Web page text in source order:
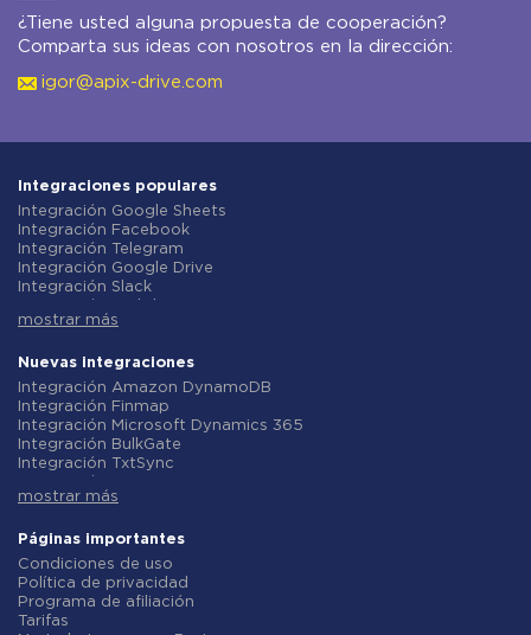
¿Tiene usted alguna propuesta de cooperación?
Comparta sus ideas con nosotros en la dirección:
igor@apix-drive.com
Integraciones populares
Integración Google Sheets
Integración Facebook
Integración Telegram
Integración Google Drive
Integración Slack
Integración Gmail
Integración ClickUp
Integración Airtable
Integración Google Contacts
Integración OpenAI (ChatGPT)
Integración Instagram
Integración ActiveCampaign
Integración Typeform
Integración Salesforce CRM
Integración Notion
Integración AWeber
Integración Asana
Integración ZOHO CRM
Integración Webhooks
mostrar más
Nuevas integraciones
Integración Amazon DynamoDB
Integración Finmap
Integración Microsoft Dynamics 365
Integración BulkGate
Integración TxtSync
Integración Corezoid
Integración Instasent
Integración AtomPark
Integración TXTImpact
Integración Campaign Monitor
Integración CM.com
mostrar más
Páginas importantes
Condiciones de uso
Política de privacidad
Programa de afiliación
Tarifas